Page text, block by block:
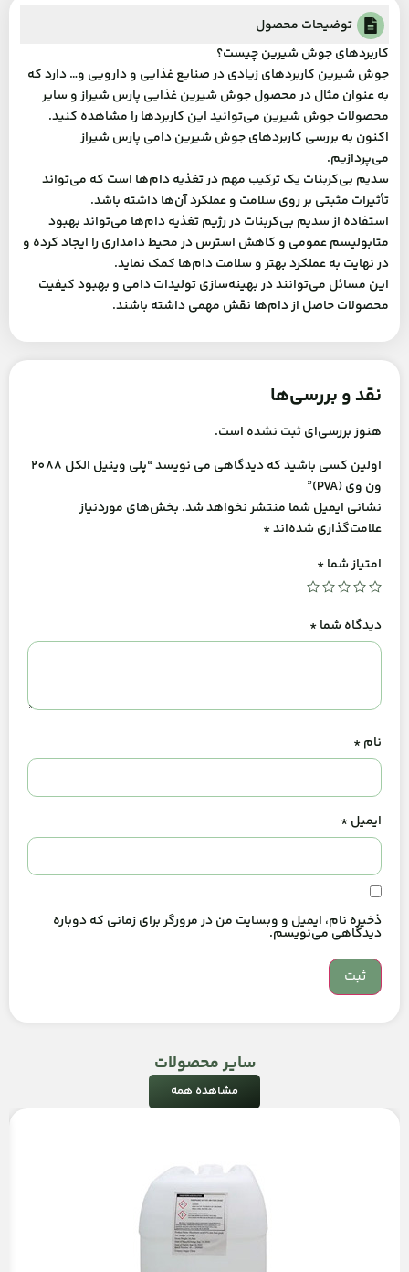
توضیحات محصول
کاربردهای جوش شیرین چیست؟
جوش شیرین کاربردهای زیادی در صنایع غذایی و دارویی و… دارد که
به عنوان مثال در محصول جوش شیرین غذایی پارس شیراز و سایر
محصولات جوش شیرین می‌توانید این کاربردها را مشاهده کنید.
اکنون به بررسی کاربردهای جوش شیرین دامی پارس شیراز
می‌پردازیم.
سدیم بی‌کربنات یک ترکیب مهم در تغذیه دام‌ها است که می‌تواند
تأثیرات مثبتی بر روی سلامت و عملکرد آن‌ها داشته باشد.
استفاده از سدیم بی‌کربنات در رژیم تغذیه دام‌ها می‌تواند بهبود
متابولیسم عمومی و کاهش استرس در محیط دامداری را ایجاد کرده و
در نهایت به عملکرد بهتر و سلامت دام‌ها کمک نماید.
این مسائل می‌توانند در بهینه‌سازی تولیدات دامی و بهبود کیفیت
محصولات حاصل از دام‌ها نقش مهمی داشته باشند.
نقد و بررسی‌ها
هنوز بررسی‌ای ثبت نشده است.
اولین کسی باشید که دیدگاهی می نویسد “پلی وینیل الکل 2088
ون وی (PVA)”
نشانی ایمیل شما منتشر نخواهد شد. بخش‌های موردنیاز
علامت‌گذاری شده‌اند*
امتیاز شما*
دیدگاه شما*
نام*
ایمیل*
ذخیره نام، ایمیل و وبسایت من در مرورگر برای زمانی که دوباره
دیدگاهی می‌نویسم.
سایر محصولات
مشاهده همه